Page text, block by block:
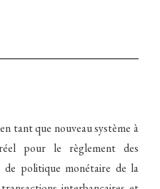
tant que nouveau système à
pour le règlement des
de politique monétaire de la